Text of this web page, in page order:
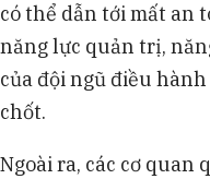
có thể dẫn tới mất an
năng lực quản trị,
của đội ngũ điều
chốt.
Ngoài ra, các cơ